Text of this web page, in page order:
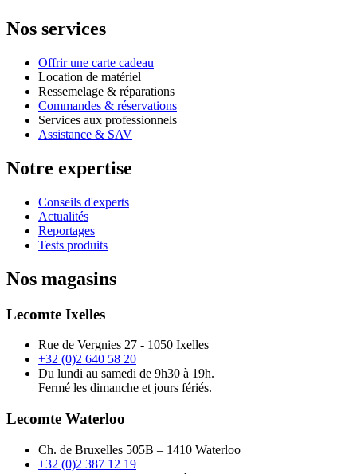
Nos services
Offrir une carte cadeau
Location de matériel
Ressemelage & réparations
Commandes & réservations
Services aux professionnels
Assistance & SAV
Notre expertise
Conseils d'experts
Actualités
Reportages
Tests produits
Nos magasins
Lecomte Ixelles
Rue de Vergnies 27 - 1050 Ixelles
+32 (0)2 640 58 20
Du lundi au samedi de 9h30 à 19h.
Fermé les dimanche et jours fériés.
Lecomte Waterloo
Ch. de Bruxelles 505B – 1410 Waterloo
+32 (0)2 387 12 19